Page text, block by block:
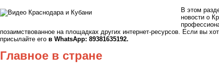
В этом
новости о
позаимствованное на площадках других интернет-ресурсов. Если вы
присылайте его в WhatsApp: 89381635192.
Главное в стране